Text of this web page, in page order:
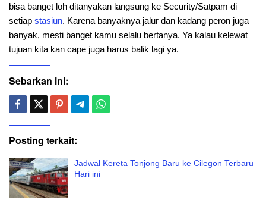
bisa banget loh ditanyakan langsung ke Security/Satpam di
setiap stasiun. Karena banyaknya jalur dan kadang peron juga
banyak, mesti banget kamu selalu bertanya. Ya kalau kelewat
tujuan kita kan cape juga harus balik lagi ya.
Sebarkan ini:
Posting terkait:
Jadwal Kereta Tonjong Baru ke Cilegon Terbaru
Hari ini